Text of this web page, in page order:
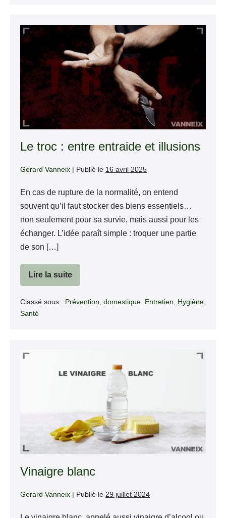
Le
troc
:
entre
entraide
et
illusions
Le troc : entre entraide et illusions
Gerard Vanneix | Publié le 16 avril 2025
En cas de rupture de la normalité, on entend
souvent qu’il faut stocker des biens essentiels…
non seulement pour sa survie, mais aussi pour les
échanger. L’idée paraît simple : troquer une partie
de son […]
Lire la suite
Le
troc
entre
Classé sous : Prévention domestique Entretien Hygiène
Santé
Vinaigre
Vinaigre blanc
Gerard Vanneix | Publié le 29 juillet 2024